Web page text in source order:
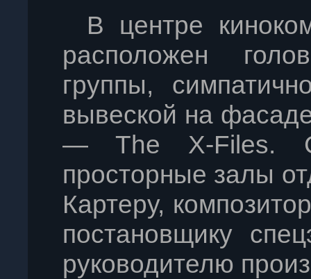
В центре
расположен
группы,
вывеской на
— The X-Files.
просторные залы
Картеру,
постановщику
руководителю